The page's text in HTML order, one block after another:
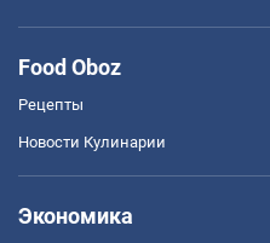
Food Oboz
Рецепты
Новости Кулинарии
Экономика